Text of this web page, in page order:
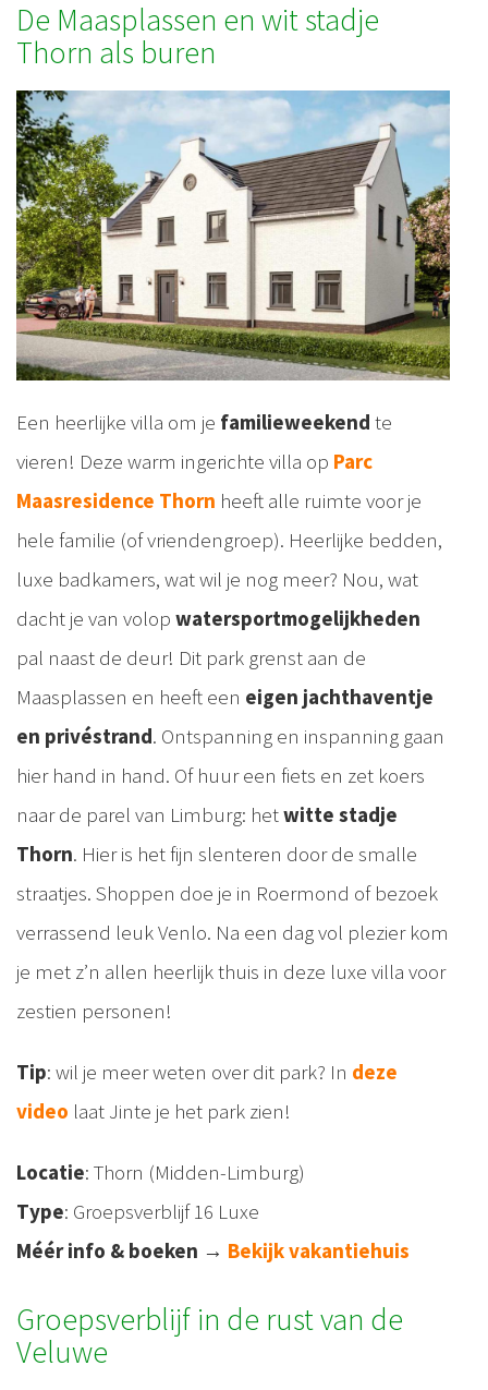
De Maasplassen en wit stadje
Thorn als buren
Een heerlijke villa om je familieweekend te
vieren! Deze warm ingerichte villa op Parc
Maasresidence Thorn heeft alle ruimte voor je
hele familie (of vriendengroep). Heerlijke bedden,
luxe badkamers, wat wil je nog meer? Nou, wat
dacht je van volop watersportmogelijkheden
pal naast de deur! Dit park grenst aan de
Maasplassen en heeft een eigen jachthaventje
en privéstrand. Ontspanning en inspanning gaan
hier hand in hand. Of huur een fiets en zet koers
naar de parel van Limburg: hetwitte stadje
Thorn. Hier is het fijn slenteren door de smalle
straatjes. Shoppen doe je in Roermond of bezoek
verrassend leuk Venlo. Na een dag vol plezier kom
je met z’n allen heerlijk thuis in deze luxe villa voor
zestien personen!
Tip: wil je meer weten over dit park? In deze
video laat Jinte je het park zien!
Locatie: Thorn (Midden-Limburg)
Type: Groepsverblijf 16 Luxe
Méér info & boeken → Bekijk vakantiehuis
Groepsverblijf in de rust van de
Veluwe